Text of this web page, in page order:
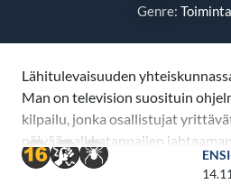
Genre:
Lähitulevaisuuden
Man on television suosituin
kilpailu, jonka osallistujat
päivää palkkatappajien
lähetetään suorana
jokainen päivä nostaa